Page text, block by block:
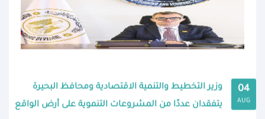
04
AUG
وزير التخطيط والتنمية الاقتصادية ومحافظ البحيرة
يتفقدان عددًا من المشروعات التنموية على أرض الواقع